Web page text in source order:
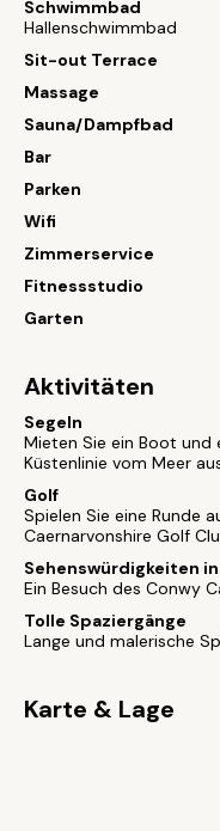
Schwimmbad
Hallenschwimmbad
Sit-out Terrace
Massage
Sauna/Dampfbad
Bar
Parken
Wifi
Zimmerservice
Fitnessstudio
Garten
Aktivitäten
Segeln
Mieten Sie ein Boot und
Küstenlinie vom Meer
Golf
Spielen Sie eine Runde
Caernarvonshire Golf
Sehenswürdigkeiten
Ein Besuch des Conwy
Tolle Spaziergänge
Lange und malerische
Karte & Lage